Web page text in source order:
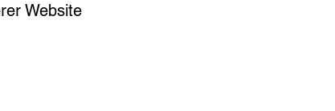
Website